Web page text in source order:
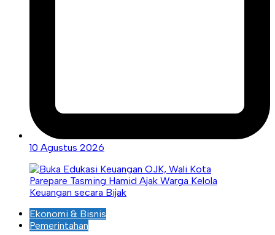
10 Agustus 2026
Ekonomi & Bisnis
Pemerintahan